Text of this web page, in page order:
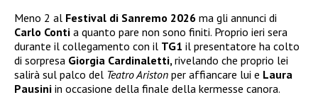
Meno 2 al Festival di Sanremo 2026 ma gli annunci di
Carlo Conti a quanto pare non sono finiti. Proprio ieri sera
durante il collegamento con il TG1 il presentatore ha colto
di sorpresa Giorgia Cardinaletti, rivelando che proprio lei
salirà sul palco del Teatro Ariston per affiancare lui e Laura
Pausini in occasione della finale della kermesse canora.